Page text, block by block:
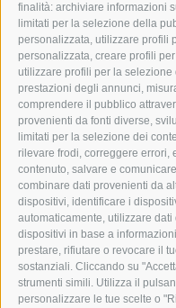
finalità: archiviare informazioni
limitati per la selezione della
personalizzata, utilizzare profili
personalizzata, creare profili
utilizzare profili per la
prestazioni degli annunci,
comprendere il pubblico
provenienti da fonti diverse,
limitati per la selezione dei
rilevare frodi, correggere errori,
contenuto, salvare e
combinare dati provenienti da
dispositivi, identificare i
automaticamente, utilizzare
dispositivi in base a
prestare, rifiutare o revocare il
sostanziali. Cliccando su
strumenti simili. Utilizza il
personalizzare le tue scelte o
GRAFIK@DERERKER.IT
INFO@DERERKER.IT
ERKER
PUBBLICITÀ NELL’ERKER
PUBBLICITÀ ONLINE
ADDEBITO DIRETTO SEPA
REGOLAMENTO
ONLINE VOTING
SERVICE
EVENTI
ANNUNCI